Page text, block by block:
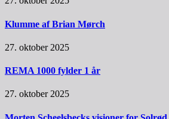
Klumme af Brian Mørch
27. oktober 2025
REMA 1000 fylder 1 år
27. oktober 2025